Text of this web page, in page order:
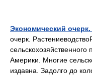
Экономический
очерк.
сельскохозяйственного
Америки. Многие
издавна. Задолго до